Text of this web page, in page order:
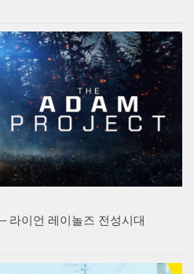
라이언 레이놀즈 전성시대